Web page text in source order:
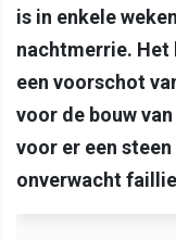
is in enkele
nachtmerrie. Het
een voorschot
voor de bouw
voor er een
onverwacht